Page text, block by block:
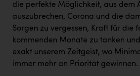
Resch&Frisch
RUBBLE MASTER
SCRI - Salzburg Cancer Research
die perfekte Möglichkeit, aus dem
auszubrechen, Corona und die
Sorgen zu vergessen, Kraft für die
kommenden Monate zu tanken
exakt unserem Zeitgeist, wo
immer mehr an Priorität gewinnen.